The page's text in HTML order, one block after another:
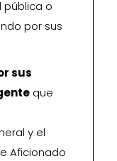
pública o
por sus
sus
que
y el
Aficionado